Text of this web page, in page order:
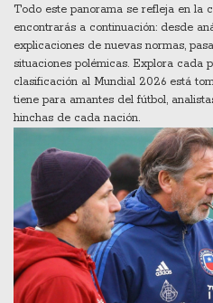
Todo este panorama se refleja en la
encontrarás a continuación: desde
explicaciones de nuevas normas,
situaciones polémicas. Explora cada
clasificación al Mundial 2026 está
tiene para amantes del fútbol,
hinchas de cada nación.